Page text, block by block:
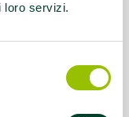
loro servizi.